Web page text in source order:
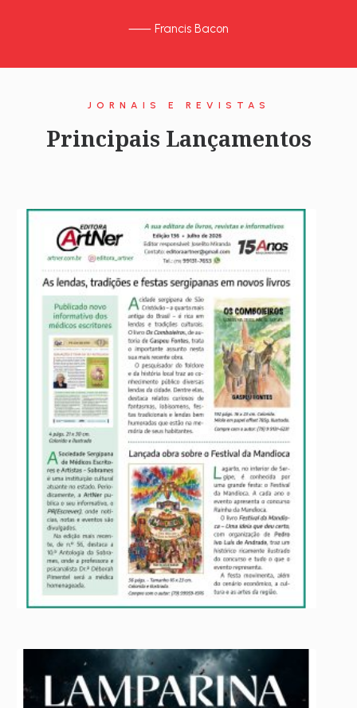
⸺ Francis Bacon
JORNAIS E REVISTAS
Principais Lançamentos